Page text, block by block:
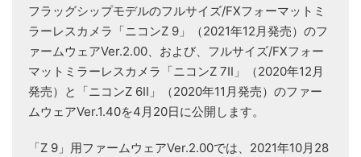
フラッグシップモデルのフルサイズ/FXフォーマットミ
ラーレスカメラ「ニコンZ 9」（2021年12月発売）のフ
ァームウェアVer.2.00、および、フルサイズ/FXフォー
マットミラーレスカメラ「ニコンZ 7II」（2020年12月
発売）と「ニコンZ 6II」（2020年11月発売）のファー
ムウェアVer.1.40を4月20日に公開します。
「Z 9」用ファームウェアVer.2.00では、2021年10月28